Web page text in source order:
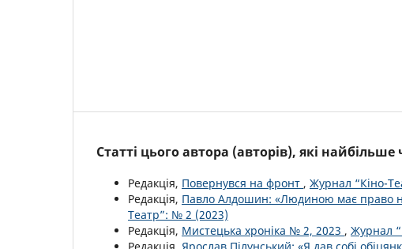
Статті цього автора (авторів), які
Редакція, Повернувся на фронт , Журнал “Кіно-
Редакція, Павло Алдошин: «Людиною має право
Театр”: № 2 (2023)
Редакція, Мистецька хроніка № 2, 2023 , Журнал